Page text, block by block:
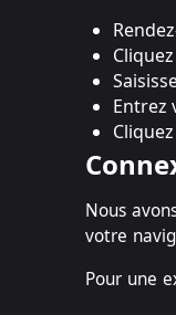
Entrez
Nous
votre
Pour une